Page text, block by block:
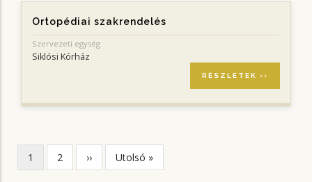
Ortopédiai szakrendelés
Szervezeti egység
Siklósi Kórház
RÉSZLETEK ››
Oldalszámozás
Jelenlegi
1 Page
2
Következő
››
Utolsó
Utolsó »